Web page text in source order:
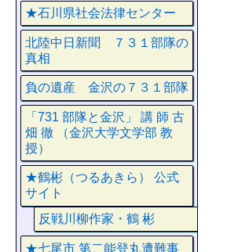
★石川県社会法律センター
北陸中日新聞 ７３１部隊の
真相
負の遺産 金沢の７３１部隊
「731 部隊と金沢」 講 師 古
畑 徹 （金沢大学文学部 教
授）
★鶴彬（つるあきら） 公式
サイト
反戦川柳作家・鶴 彬
★七尾市 第二能登丸遭難事